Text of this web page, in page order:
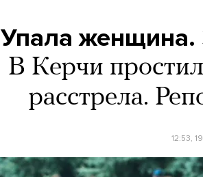
Упала женщина.
В Керчи
расстрела.
12:53,